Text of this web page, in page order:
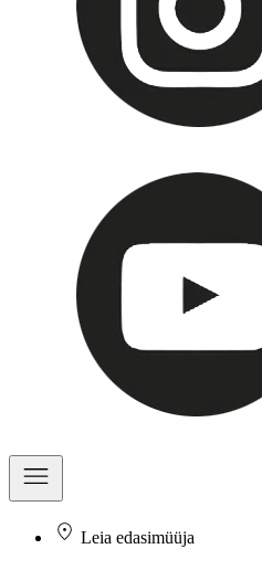
Leia edasimüüja